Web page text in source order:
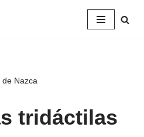
Nazca
tridáctilas